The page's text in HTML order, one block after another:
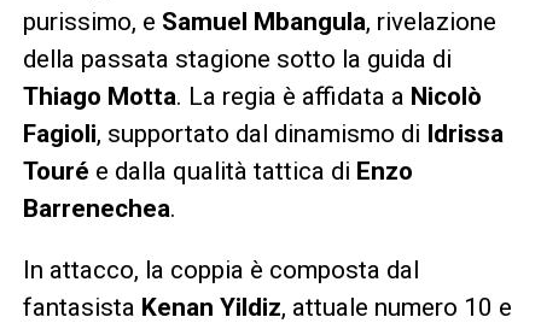
purissimo, e Samuel Mbangula, rivelazione
della passata stagione sotto la guida di
Thiago Motta. La regia è affidata a Nicolò
Fagioli, supportato dal dinamismo di Idrissa
Touré e dalla qualità tattica di Enzo
Barrenechea.
In attacco, la coppia è composta dal
fantasista Kenan Yildiz, attuale numero 10 e